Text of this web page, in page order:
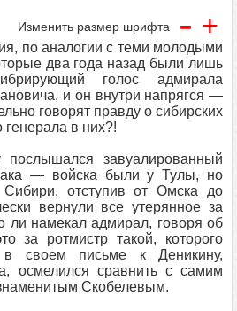
Изменить размер шрифта - +
по аналогии с теми молодыми
два года назад были лишь
голос адмирала
и он внутри напрягся —
говорят правду о сибирских
генерала в них?!
завуалированный
— войска были у Тулы, но
отступив от Омска до
вернули все утерянное за
ли намекал адмирал, говоря об
за ротмистр такой, которого
в своем письме к Деникину,
осмелился сравнить с самим
Скобелевым.